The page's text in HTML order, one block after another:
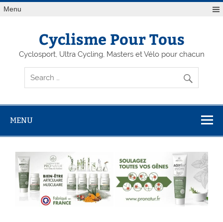
Menu
Cyclisme Pour Tous
Cyclosport, Ultra Cycling, Masters et Vélo pour chacun
MENU